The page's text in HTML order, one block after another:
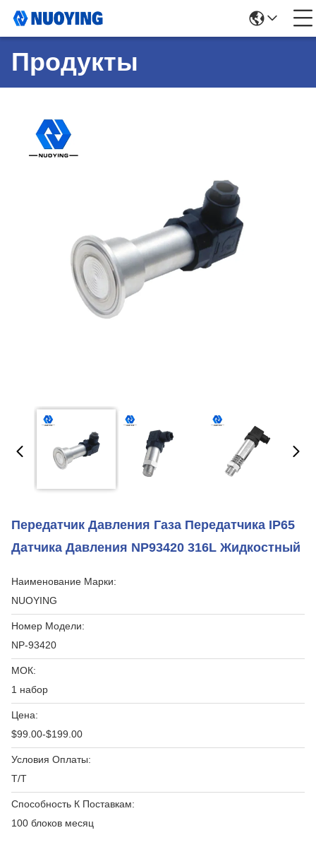
Продукты
Передатчик Давления Газа Передатчика IP65
Датчика Давления NP93420 316L Жидкостный
Наименование Марки:
NUOYING
Номер Модели:
NP-93420
МОК:
1 набор
Цена:
$99.00-$199.00
Условия Оплаты:
T/T
Способность К Поставкам:
100 блоков месяц